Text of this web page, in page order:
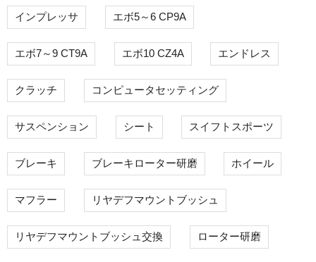
インプレッサ エボ5～6 CP9A
エボ7～9 CT9A エボ10 CZ4A エンドレス
クラッチ コンピュータセッティング
サスペンション シート スイフトスポーツ
ブレーキ ブレーキローター研磨 ホイール
マフラー リヤデフマウントブッシュ
リヤデフマウントブッシュ交換 ローター研磨